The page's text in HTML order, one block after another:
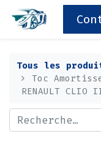
Tous les
Toc
RENAULT CLIO